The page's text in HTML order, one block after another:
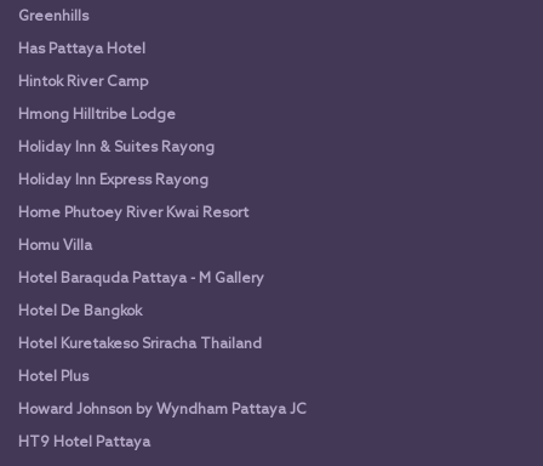
Greenhills
Has Pattaya Hotel
Hintok River Camp
Hmong Hilltribe Lodge
Holiday Inn & Suites Rayong
Holiday Inn Express Rayong
Home Phutoey River Kwai Resort
Homu Villa
Hotel Baraquda Pattaya - M Gallery
Hotel De Bangkok
Hotel Kuretakeso Sriracha Thailand
Hotel Plus
Howard Johnson by Wyndham Pattaya JC
HT9 Hotel Pattaya